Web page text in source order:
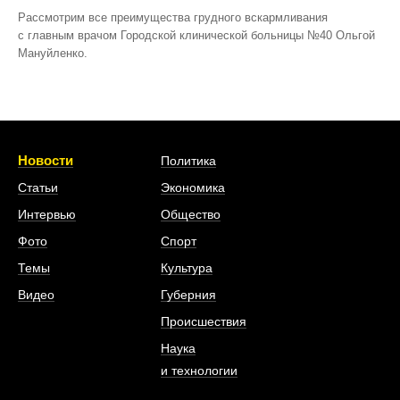
Рассмотрим все преимущества грудного вскармливания
с главным врачом Городской клинической больницы №40 Ольгой
Мануйленко.
Новости
Статьи
Интервью
Фото
Темы
Видео
Политика
Экономика
Общество
Спорт
Культура
Губерния
Происшествия
Наука
и технологии